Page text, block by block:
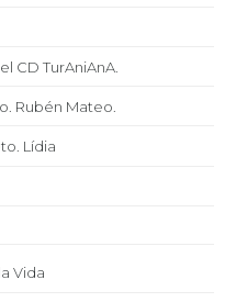
CD TurAniAnA.
Rubén Mateo.
Lídia
Vida